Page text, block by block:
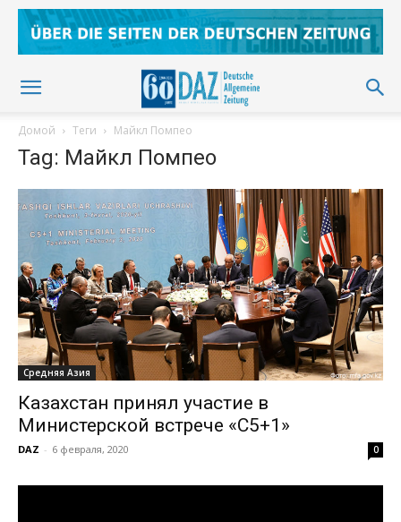
Домой Теги Майкл Помпео
Tag: Майкл Помпео
Средняя Азия
Казахстан принял участие в
Министерской встрече «C5+1»
DAZ - 6 февраля, 2020 0